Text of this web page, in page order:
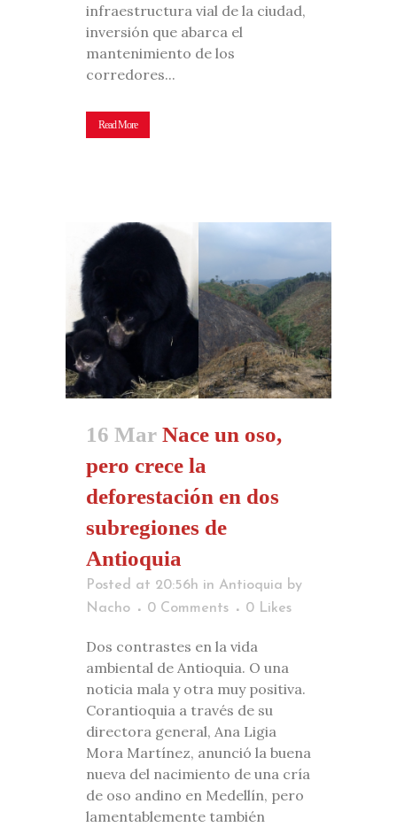
infraestructura vial de la ciudad,
inversión que abarca el
mantenimiento de los
corredores...
Read More
16 Mar Nace un oso,
pero crece la
deforestación en dos
subregiones de
Antioquia
Posted at 20:56h in Antioquia by
Nacho
0 Comments 0 Likes
Dos contrastes en la vida
ambiental de Antioquia. O una
noticia mala y otra muy positiva.
Corantioquia a través de su
directora general, Ana Ligia
Mora Martínez, anunció la buena
nueva del nacimiento de una cría
de oso andino en Medellín, pero
lamentablemente también